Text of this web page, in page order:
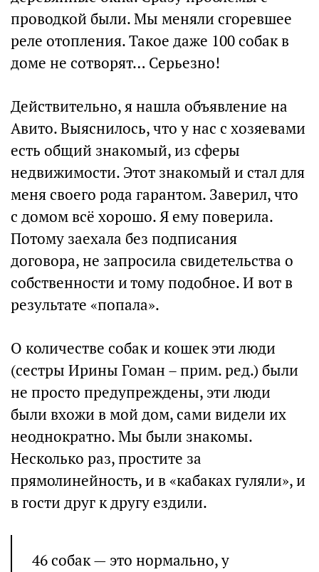
проводкой были. Мы меняли сгоревшее
реле отопления. Такое даже 100 собак в
доме не сотворят… Серьезно!
Действительно, я нашла объявление на
Авито. Выяснилось, что у нас с хозяевами
есть общий знакомый, из сферы
недвижимости. Этот знакомый и стал для
меня своего рода гарантом. Заверил, что
с домом всё хорошо. Я ему поверила.
Потому заехала без подписания
договора, не запросила свидетельства о
собственности и тому подобное. И вот в
результате «попала».
О количестве собак и кошек эти люди
(сестры Ирины Гоман – прим. ред.) были
не просто предупреждены, эти люди
были вхожи в мой дом, сами видели их
неоднократно. Мы были знакомы.
Несколько раз, простите за
прямолинейность, и в «кабаках гуляли», и
в гости друг к другу ездили.
46 собак — это нормально, у